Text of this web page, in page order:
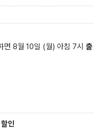
면 8월 10일 (월) 아침 7시 출
인